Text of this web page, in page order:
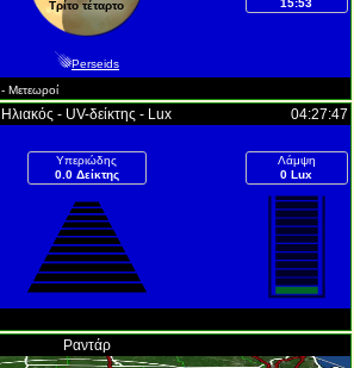
Τρίτο τέταρτο
15:53
Perseids
- Μετεωροί
Ηλιακός - UV-δείκτης - Lux 04:27:47
Υπεριώδης
0.0 Δείκτης
Λάμψη
0 Lux
Ραντάρ